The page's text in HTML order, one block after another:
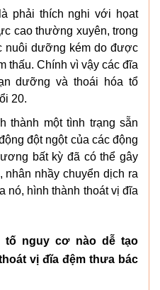
phải thích nghi với họat
cao thường xuyên, trong
nuôi dưỡng kém do được
thấu. Chính vì vậy các đĩa
dưỡng và thoái hóa tổ
20.
thành một tình trạng sẵn
đột ngột của các động
bất kỳ đã có thể gây
nhầy chuyển dịch ra
nó, hình thành thoát vị đĩa
tố nguy cơ nào dễ tạo
vị đĩa đệm thưa bác